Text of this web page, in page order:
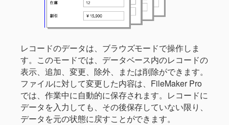
レコードのデータは、ブラウズモードで操作しま
す。このモードでは、データベース内のレコードの
表示、追加、変更、除外、または削除ができます。
ファイルに対して変更した内容は、FileMaker Pro
では、作業中に自動的に保存されます。レコードに
データを入力しても、その後保存していない限り、
データを元の状態に戻すことができます。